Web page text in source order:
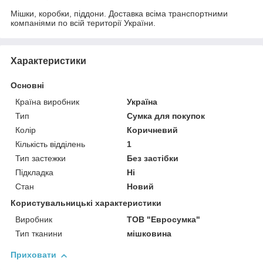
Мішки, коробки, піддони. Доставка всіма транспортними
компаніями по всій території України.
Характеристики
Основні
Країна виробник
Україна
Тип
Сумка для покупок
Колір
Коричневий
Кількість відділень
1
Тип застежки
Без застібки
Підкладка
Ні
Стан
Новий
Користувальницькі характеристики
Виробник
ТОВ "Евросумка"
Тип тканини
мішковина
Приховати